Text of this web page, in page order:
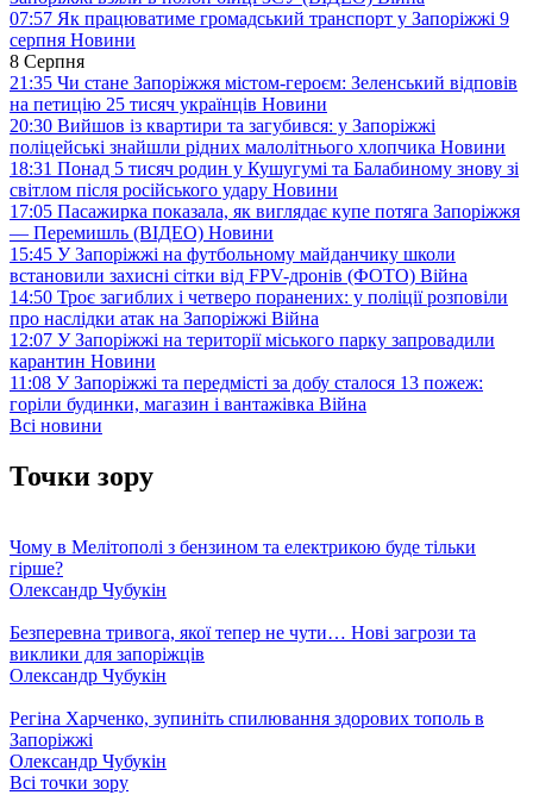
07:57 Як працюватиме громадський транспорт у Запоріжжі 9
серпня Новини
8 Серпня
21:35 Чи стане Запоріжжя містом-героєм: Зеленський відповів
на петицію 25 тисяч українців Новини
20:30 Вийшов із квартири та загубився: у Запоріжжі
поліцейські знайшли рідних малолітнього хлопчика Новини
18:31 Понад 5 тисяч родин у Кушугумі та Балабиному знову зі
світлом після російського удару Новини
17:05 Пасажирка показала, як виглядає купе потяга Запоріжжя
— Перемишль (ВІДЕО) Новини
15:45 У Запоріжжі на футбольному майданчику школи
встановили захисні сітки від FPV-дронів (ФОТО) Війна
14:50 Троє загиблих і четверо поранених: у поліції розповіли
про наслідки атак на Запоріжжі Війна
12:07 У Запоріжжі на території міського парку запровадили
карантин Новини
11:08 У Запоріжжі та передмісті за добу сталося 13 пожеж:
горіли будинки, магазин і вантажівка Війна
Всі новини
Точки зору
Чому в Мелітополі з бензином та електрикою буде тільки
гірше?
Олександр Чубукін
Безперевна тривога, якої тепер не чути… Нові загрози та
виклики для запоріжців
Олександр Чубукін
Регіна Харченко, зупиніть спилювання здорових тополь в
Запоріжжі
Олександр Чубукін
Всі точки зору